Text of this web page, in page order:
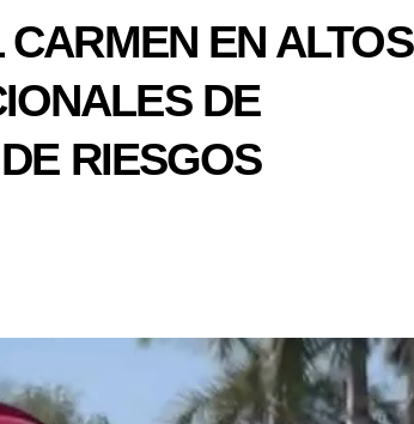
EN ALTOS
DE
RIESGOS